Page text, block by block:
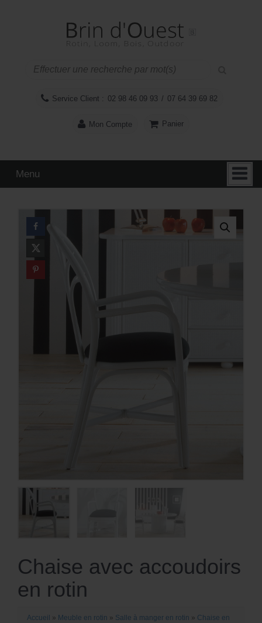
Service Client : 02 98 46 09 93 / 07 64 39 69 82
Mon Compte Panier
Menu
Chaise avec accoudoirs
en rotin
Accueil » Meuble en rotin » Salle à manger en rotin » Chaise en